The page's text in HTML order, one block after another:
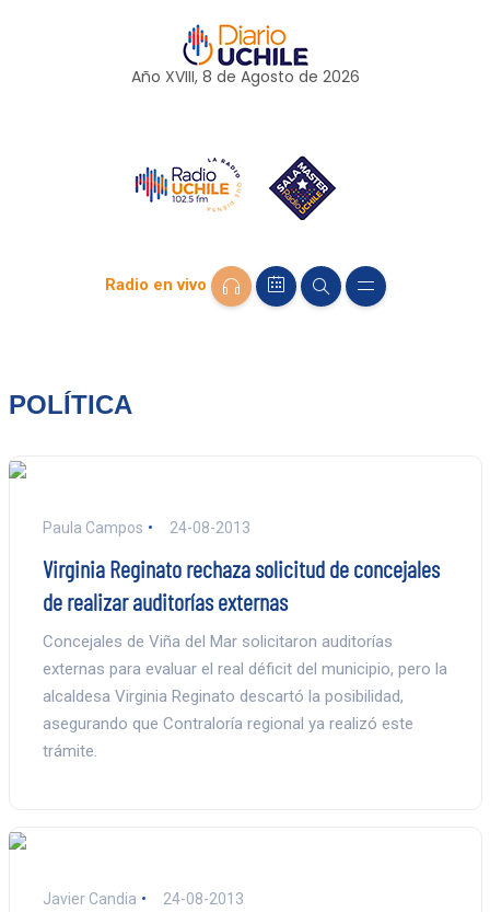
Año XVIII, 8 de Agosto de 2026
Radio en vivo
POLÍTICA
Paula Campos 24-08-2013
Virginia Reginato rechaza solicitud de concejales
de realizar auditorías externas
Concejales de Viña del Mar solicitaron auditorías
externas para evaluar el real déficit del municipio, pero la
alcaldesa Virginia Reginato descartó la posibilidad,
asegurando que Contraloría regional ya realizó este
trámite.
Javier Candia 24-08-2013